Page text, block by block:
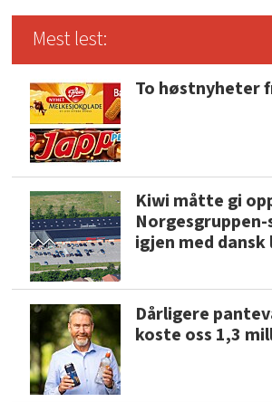
Mest lest:
To høstnyheter
Kiwi måtte gi
igjen med dansk
Dårligere
koste oss 1,3